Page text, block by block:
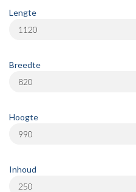
Lengte
1120
Breedte
820
Hoogte
990
Inhoud
250